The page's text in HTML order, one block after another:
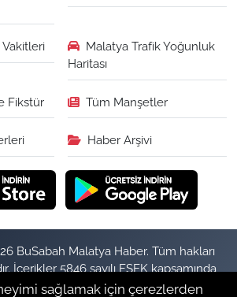
Malatya Trafik Yoğunluk
Haritası
Fikstür Tüm Manşetler
Haber Arşivi
BuSabah Malatya Haber. Tüm hakları
İçerikler 5846 sayılı FSEK kapsamında
izinsiz kopyalanamaz.
sağlamak için çerezlerden